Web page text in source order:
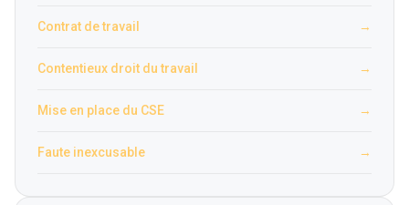
Contrat de travail →
Contentieux droit du travail →
Mise en place du CSE →
Faute inexcusable →